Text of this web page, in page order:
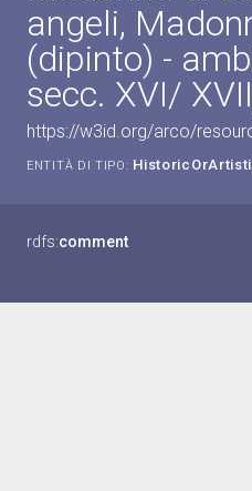
angeli,
(dipinto) -
secc. XVI/
https://w3id.org/arco/
ENTITÀ DI TIPO:
rdfs:comment